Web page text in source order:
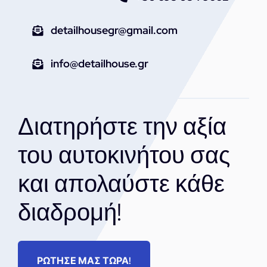
detailhousegr@gmail.com
info@detailhouse.gr
Διατηρήστε την αξία
του αυτοκινήτου σας
και απολαύστε κάθε
διαδρομή!
ΡΩΤΗΣΕ ΜΑΣ ΤΩΡΑ!